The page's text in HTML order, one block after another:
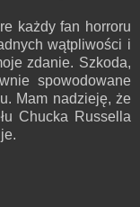
każdy fan horroru
wątpliwości i
zdanie. Szkoda,
spowodowane
Mam nadzieję, że
Chucka Russella